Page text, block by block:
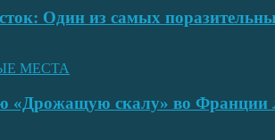
Один из самых
МЕСТА
«Дрожащую скалу» во Франции